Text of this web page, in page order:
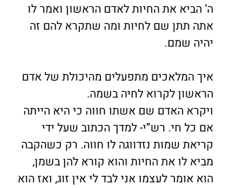
ה’ הביא את החיות לאדם הראשון ואמר לו
אתה תתן שם לחיות ומה שתקרא להם זה
יהיה שמם.
איך המלאכים מתפעלים מהיכולת של אדם
הראשון לקרוא לחיה בשמה.
ויקרא האדם שם אשתו חווה כי היא הייתה
אם כל חי. רש”י- למדך הכתוב שעל ידי
קריאת שמות נזדווגה לו חווה. רק כשהקבה
מביא לו את החיות והוא קורא להן בשמן,
הוא אומר לעצמו אני לבד לי אין זוג, ואז הוא